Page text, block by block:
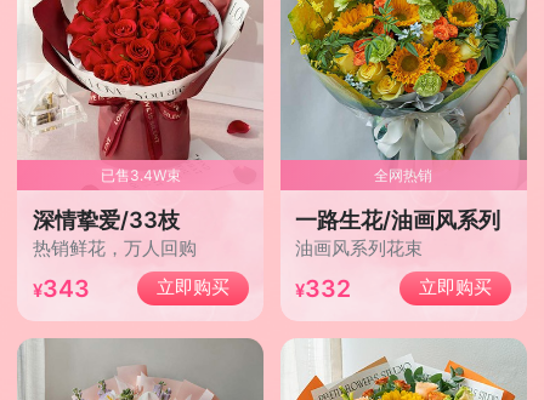
已售3.4W束
深情挚爱/33枝
热销鲜花，万人回购
343 立即购买
全网热销
一路生花/油画风系列
油画风系列花束
332 立即购买